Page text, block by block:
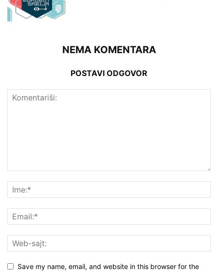
NEMA KOMENTARA
POSTAVI ODGOVOR
Save my name, email, and website in this browser for the